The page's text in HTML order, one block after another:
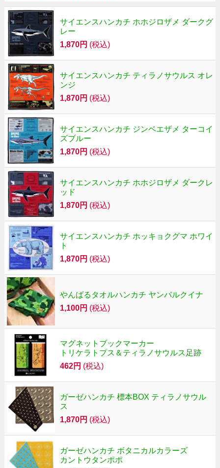
サイエンスハンカチ ホホジロザメ ダークグ
レー
1,870円 (税込)
サイエンスハンカチ ティラノサウルス オレ
ンジ
1,870円 (税込)
サイエンスハンカチ ジンベエザメ ターコイ
ズブルー
1,870円 (税込)
サイエンスハンカチ ホホジロザメ ダークレ
ッド
1,870円 (税込)
サイエンスハンカチ ホッキョクグマ ホワイ
ト
1,870円 (税込)
やんばるタオルハンカチ ヤンバルクイナ
1,100円 (税込)
マグネットブックマーカー
トリケラトプス＆ティラノサウルス足跡
462円 (税込)
ガーゼハンカチ 標本BOX ティラノサウル
ス
1,870円 (税込)
ガーゼハンカチ ボタニカルカラーズ
カントウタンポポ